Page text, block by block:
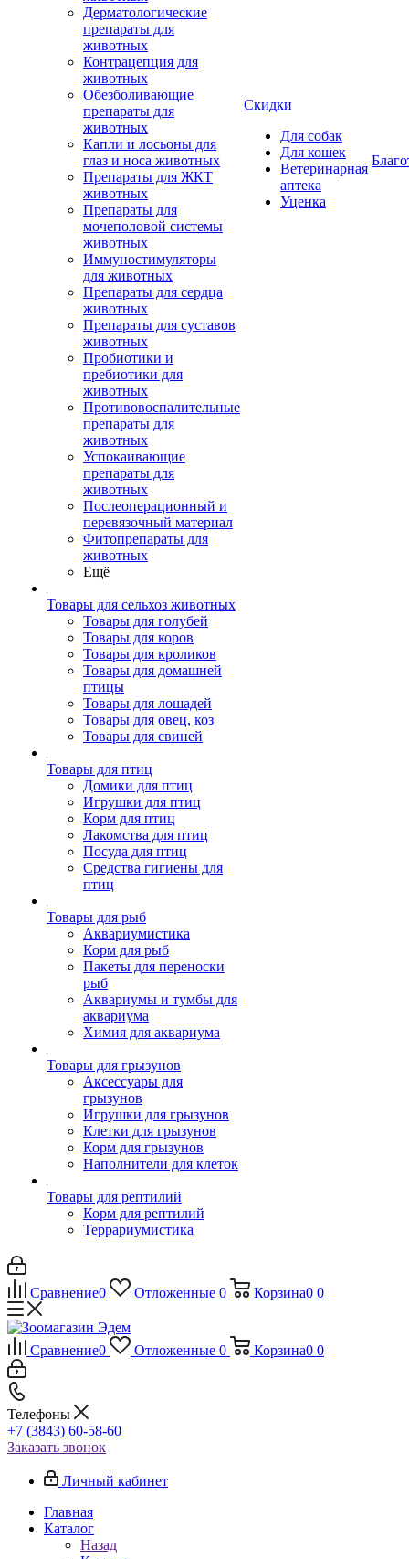
Дерматологические
препараты для
животных
Контрацепция для
животных
Обезболивающие
препараты для
животных
Капли и лосьоны для
глаз и носа животных
Препараты для ЖКТ
животных
Препараты для
мочеполовой системы
животных
Иммуностимуляторы
для животных
Препараты для сердца
животных
Препараты для суставов
животных
Пробиотики и
пребиотики для
животных
Противовоспалительные
препараты для
животных
Успокаивающие
препараты для
животных
Послеоперационный и
перевязочный материал
Фитопрепараты для
животных
Ещё
Товары для сельхоз животных
Товары для голубей
Товары для коров
Товары для кроликов
Товары для домашней
птицы
Товары для лошадей
Товары для овец, коз
Товары для свиней
Товары для птиц
Домики для птиц
Игрушки для птиц
Корм для птиц
Лакомства для птиц
Посуда для птиц
Средства гигиены для
птиц
Товары для рыб
Аквариумистика
Корм для рыб
Пакеты для переноски
рыб
Аквариумы и тумбы для
аквариума
Химия для аквариума
Товары для грызунов
Аксессуары для
грызунов
Игрушки для грызунов
Клетки для грызунов
Корм для грызунов
Наполнители для клеток
Товары для рептилий
Корм для рептилий
Террариумистика
Скидки
Для собак
Для кошек
Ветеринарная
аптека
Уценка
Сравнение0 Отложенные 0 Корзина0 0
Сравнение0 Отложенные 0 Корзина0 0
Телефоны
+7 (3843) 60-58-60
Заказать звонок
Личный кабинет
Главная
Каталог
Назад